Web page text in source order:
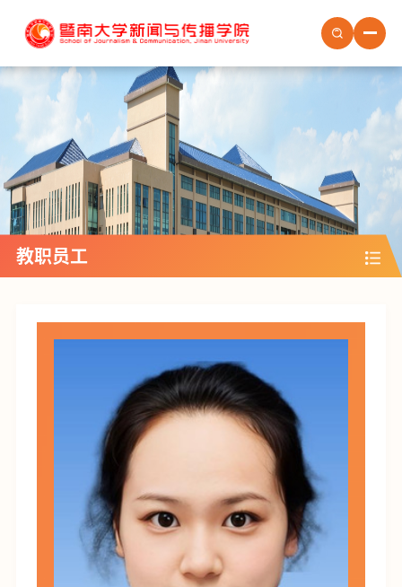
首页
学院概况
学院新闻
学院党建
学生培养
教职员工
教职员工